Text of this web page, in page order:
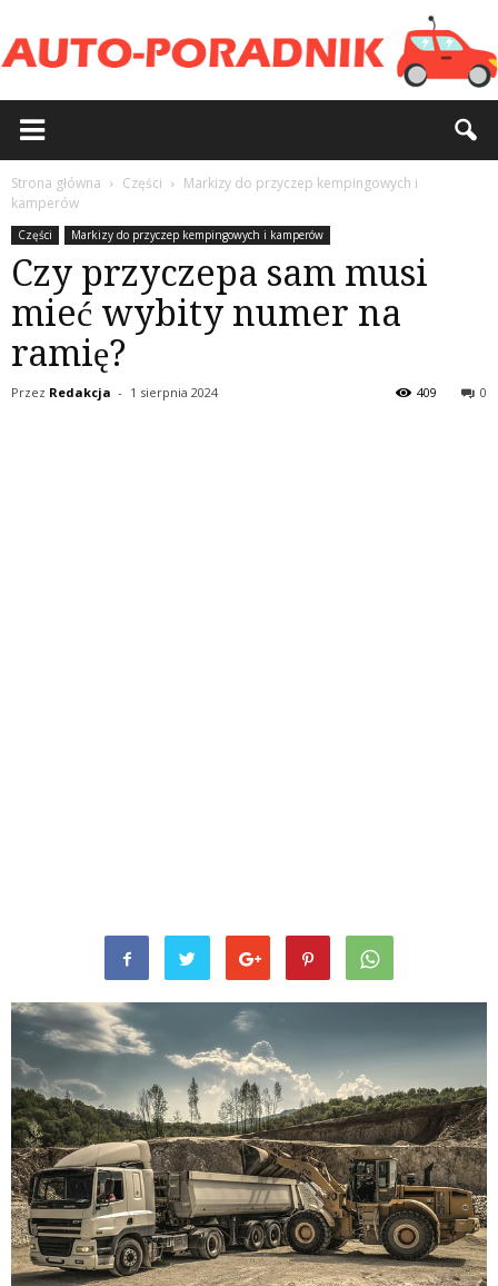
Strona główna Części
Markizy do przyczep kempingowych i
kamperów
Części Markizy do przyczep kempingowych i kamperów
Czy przyczepa sam musi
mieć wybity numer na
ramię?
Przez Redakcja - 1 sierpnia 2024 0
409